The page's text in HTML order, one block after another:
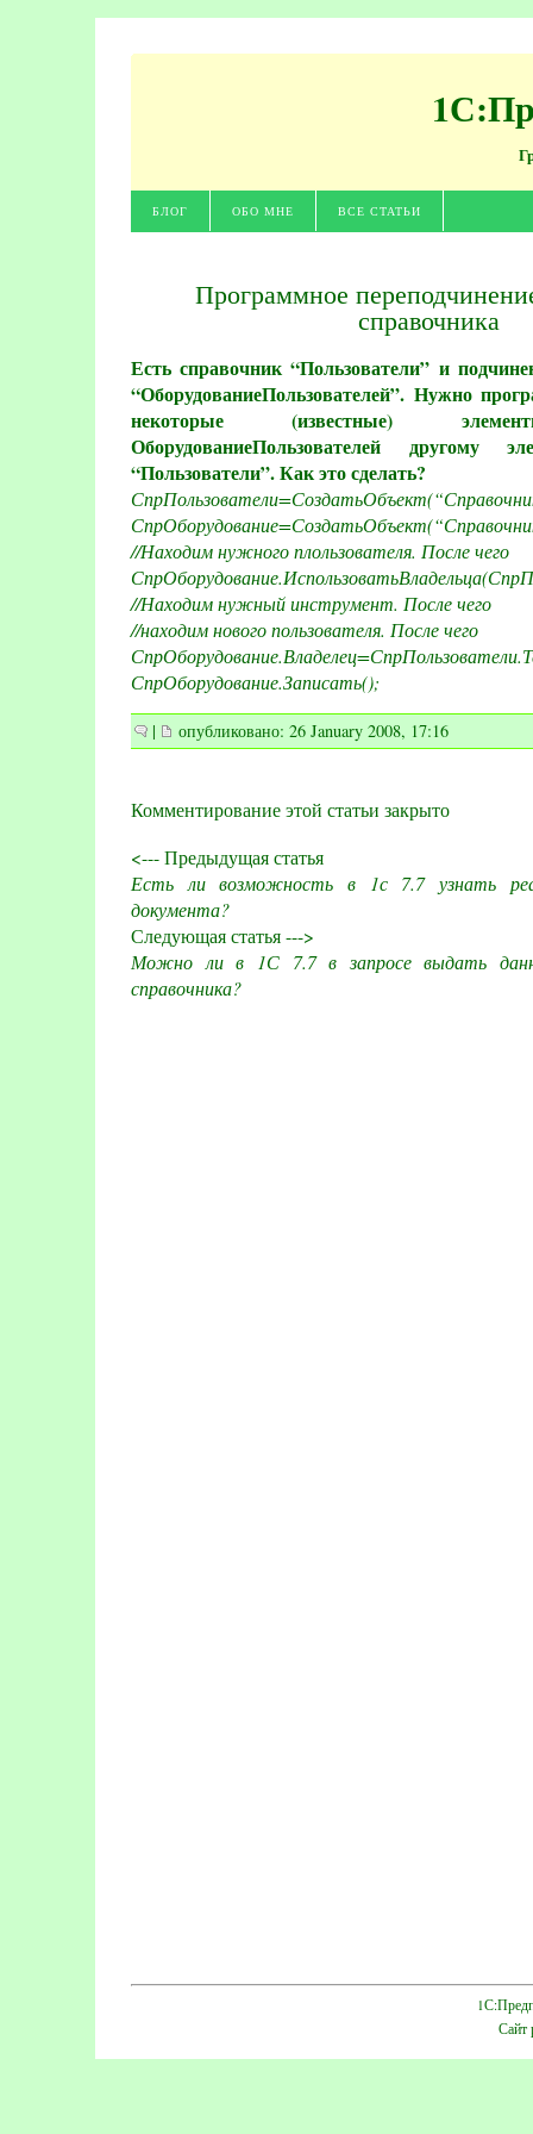
БЛОГ ОБО МНЕ ВСЕ СТАТЬИ
Программное
справочника
Есть справочник “Пользователи” и
“ОборудованиеПользователей”. Нужно
некоторые (известные)
ОборудованиеПользователей другому
“Пользователи”. Как это сделать?
//Находим нужного плользователя. После чего
//Находим нужный инструмент. После чего
//находим нового пользователя. После чего
СпрОборудование.Записать();
| опубликовано: 26 January 2008, 17:16
Комментирование этой статьи закрыто
<--- Предыдущая статья
Есть ли возможность в 1с 7.7 узнать
документа?
Следующая статья --->
Можно ли в 1С 7.7 в запросе выдать
справочника?
Сайт